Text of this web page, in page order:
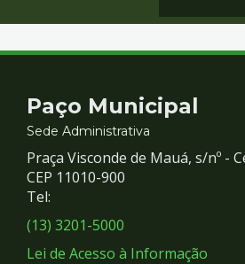
Contato
e
Redes
Sociais
Paço Municipal
Sede Administrativa
Praça Visconde de Mauá, s/nº -
CEP 11010-900
Tel:
(13) 3201-5000
Lei de Acesso à Informação